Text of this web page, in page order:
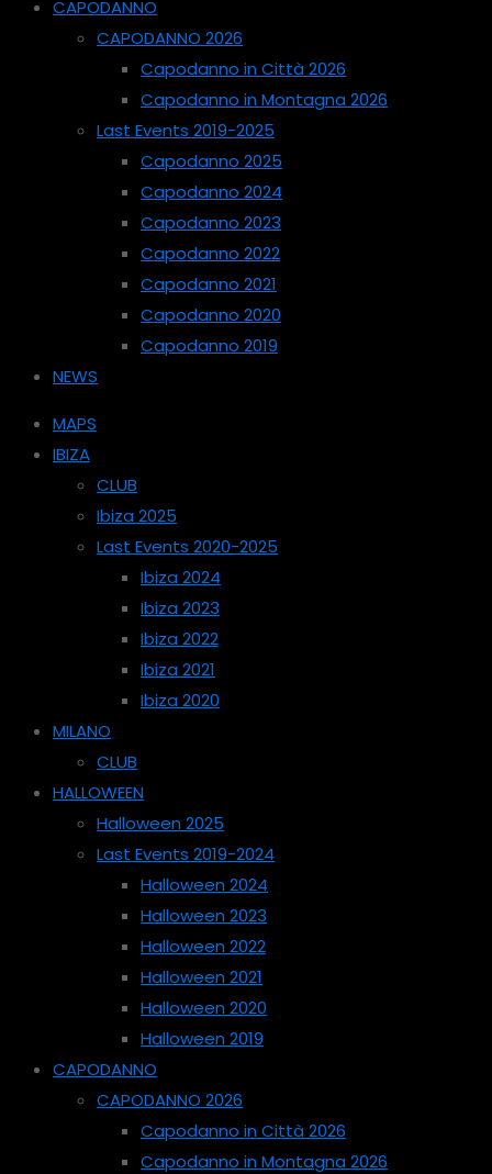
CAPODANNO
CAPODANNO 2026
Capodanno in Città 2026
Capodanno in Montagna 2026
Last Events 2019-2025
Capodanno 2025
Capodanno 2024
Capodanno 2023
Capodanno 2022
Capodanno 2021
Capodanno 2020
Capodanno 2019
NEWS
MAPS
IBIZA
CLUB
Ibiza 2025
Last Events 2020-2025
Ibiza 2024
Ibiza 2023
Ibiza 2022
Ibiza 2021
Ibiza 2020
MILANO
CLUB
HALLOWEEN
Halloween 2025
Last Events 2019-2024
Halloween 2024
Halloween 2023
Halloween 2022
Halloween 2021
Halloween 2020
Halloween 2019
CAPODANNO
CAPODANNO 2026
Capodanno in Città 2026
Capodanno in Montagna 2026